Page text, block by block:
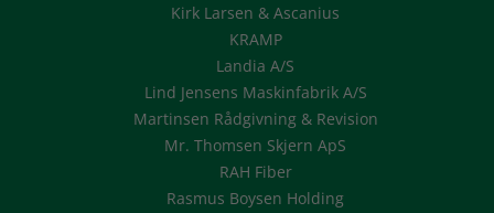
Kirk Larsen & Ascanius
KRAMP
Landia A/S
Lind Jensens Maskinfabrik A/S
Martinsen Rådgivning & Revision
Mr. Thomsen Skjern ApS
RAH Fiber
Rasmus Boysen Holding